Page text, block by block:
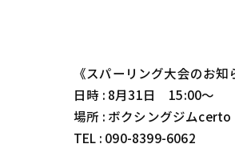
《スパーリング大会のお知
日時 : 8月31日 15:00〜
場所 : ボクシングジムcerto
TEL : 090-8399-6062